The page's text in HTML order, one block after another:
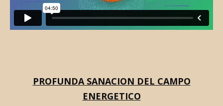
PROFUNDA SANACION DEL CAMPO
ENERGETICO